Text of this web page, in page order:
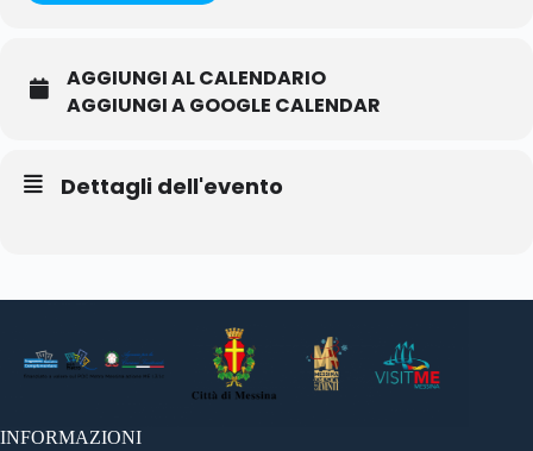
AGGIUNGI AL CALENDARIO
AGGIUNGI A GOOGLE CALENDAR
Dettagli dell'evento
INFORMAZIONI